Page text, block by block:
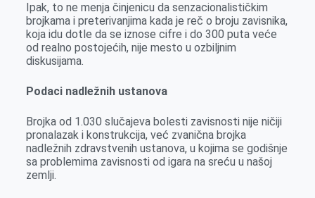
Ipak, to ne menja činjenicu da senzacionalističkim
brojkama i preterivanjima kada je reč o broju zavisnika,
koja idu dotle da se iznose cifre i do 300 puta veće
od realno postojećih, nije mesto u ozbiljnim
diskusijama.
Podaci nadležnih ustanova
Brojka od 1.030 slučajeva bolesti zavisnosti nije ničiji
pronalazak i konstrukcija, već zvanična brojka
nadležnih zdravstvenih ustanova, u kojima se godišnje
sa problemima zavisnosti od igara na sreću u našoj
zemlji.